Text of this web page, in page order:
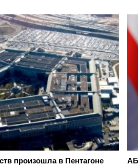
произошла в Пентагоне